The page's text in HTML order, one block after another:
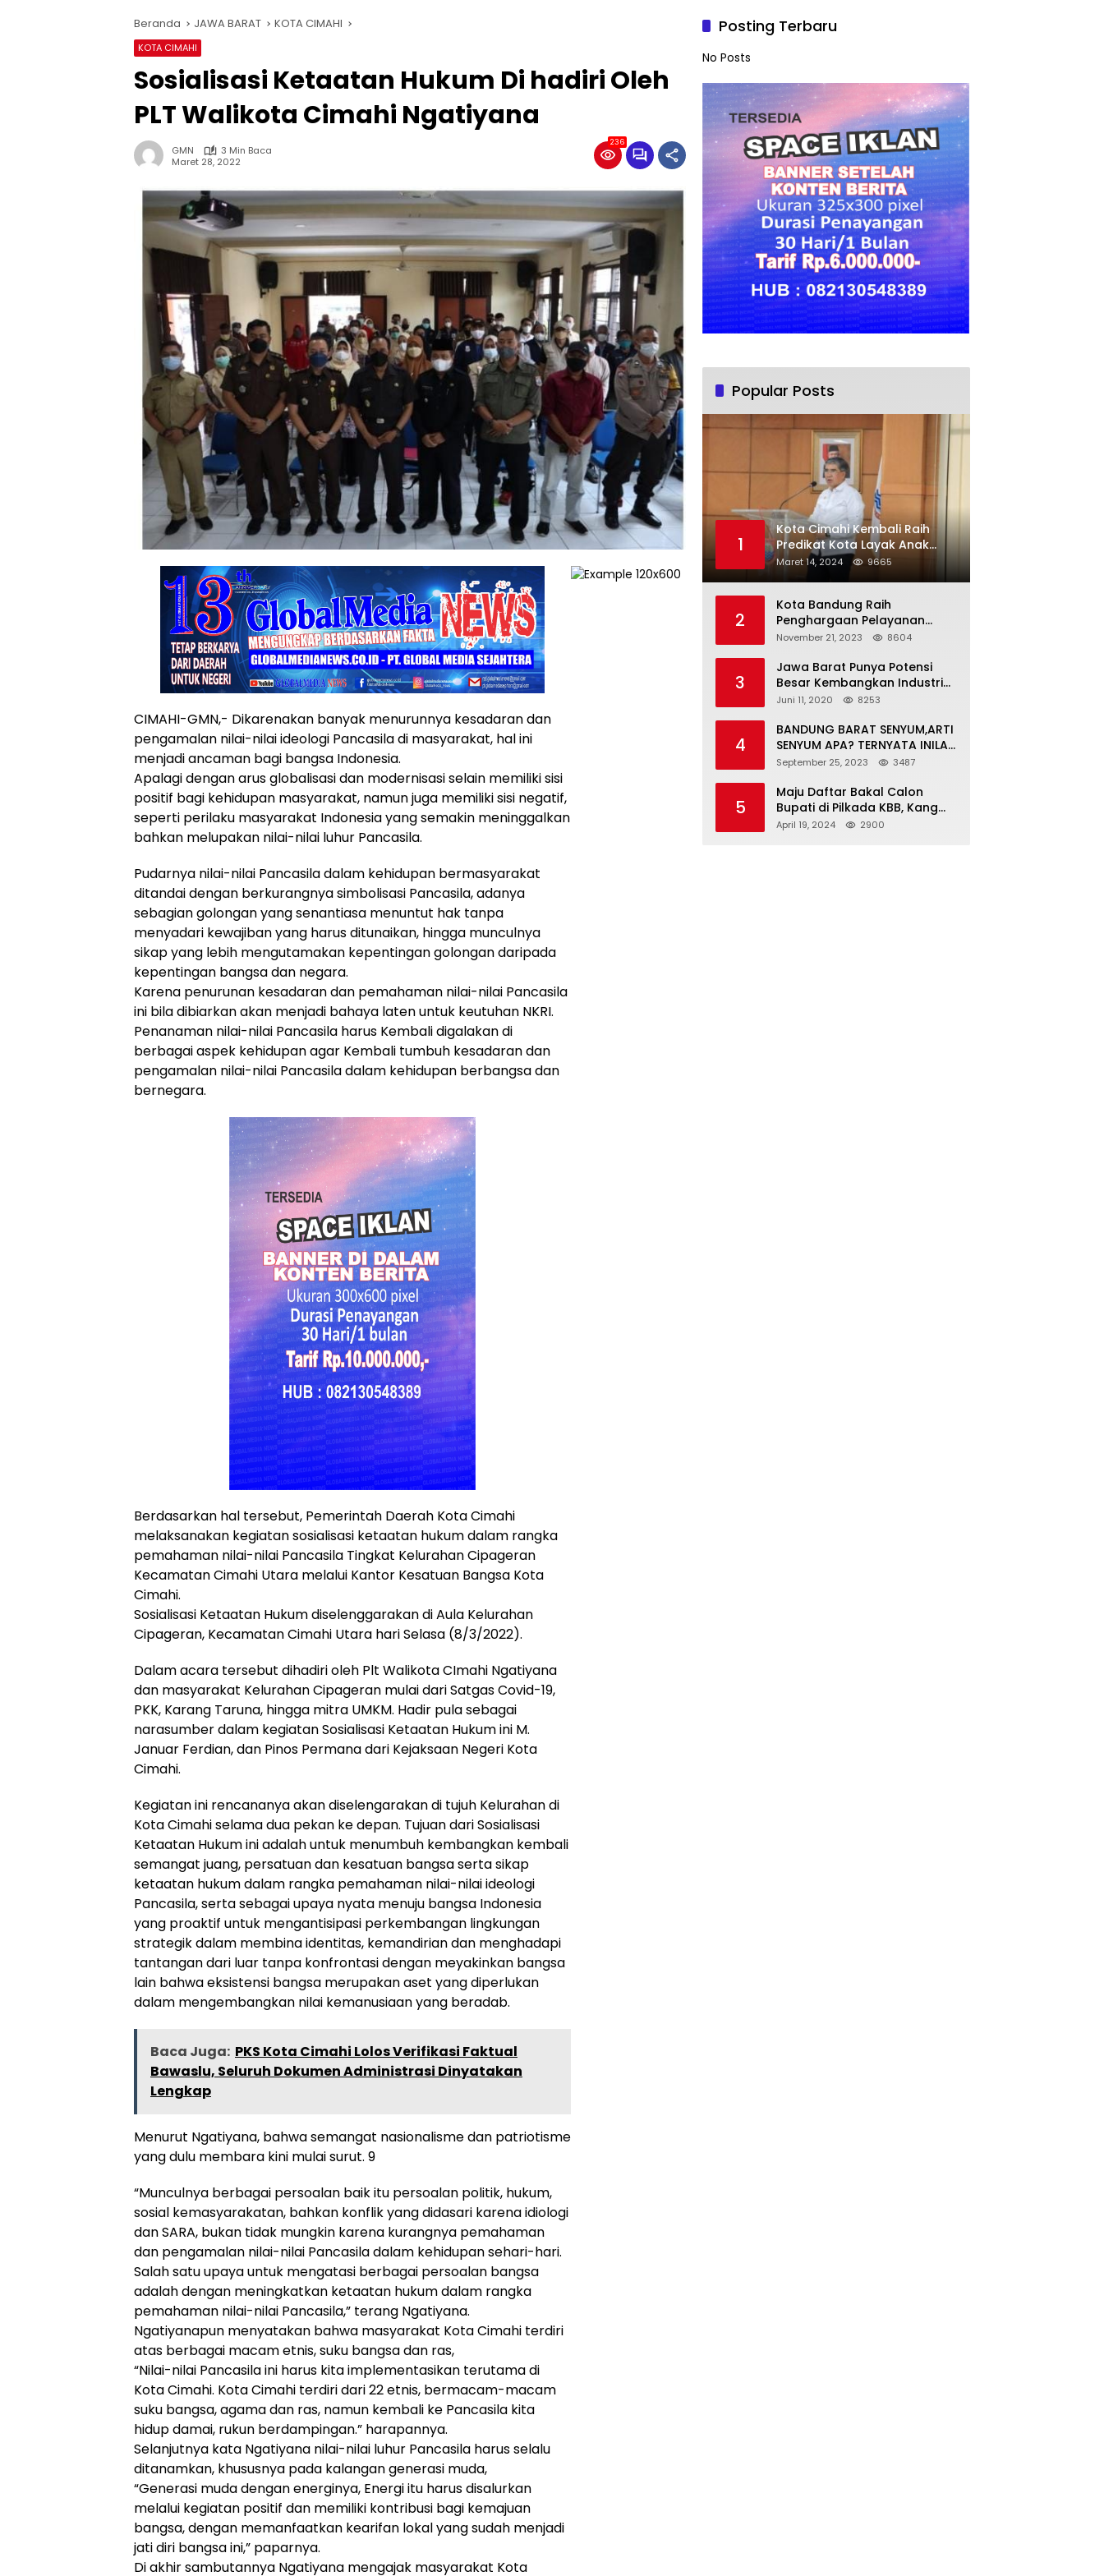
Beranda JAWA BARAT KOTA CIMAHI
KOTA CIMAHI
Sosialisasi Ketaatan Hukum Di hadiri Oleh
PLT Walikota Cimahi Ngatiyana
GMN
3 Min Baca
Maret 28, 2022
236
CIMAHI-GMN,- Dikarenakan banyak menurunnya kesadaran dan
pengamalan nilai-nilai ideologi Pancasila di masyarakat, hal ini
menjadi ancaman bagi bangsa Indonesia.
Apalagi dengan arus globalisasi dan modernisasi selain memiliki sisi
positif bagi kehidupan masyarakat, namun juga memiliki sisi negatif,
seperti perilaku masyarakat Indonesia yang semakin meninggalkan
bahkan melupakan nilai-nilai luhur Pancasila.
Pudarnya nilai-nilai Pancasila dalam kehidupan bermasyarakat
ditandai dengan berkurangnya simbolisasi Pancasila, adanya
sebagian golongan yang senantiasa menuntut hak tanpa
menyadari kewajiban yang harus ditunaikan, hingga munculnya
sikap yang lebih mengutamakan kepentingan golongan daripada
kepentingan bangsa dan negara.
Karena penurunan kesadaran dan pemahaman nilai-nilai Pancasila
ini bila dibiarkan akan menjadi bahaya laten untuk keutuhan NKRI.
Penanaman nilai-nilai Pancasila harus Kembali digalakan di
berbagai aspek kehidupan agar Kembali tumbuh kesadaran dan
pengamalan nilai-nilai Pancasila dalam kehidupan berbangsa dan
bernegara.
Berdasarkan hal tersebut, Pemerintah Daerah Kota Cimahi
melaksanakan kegiatan sosialisasi ketaatan hukum dalam rangka
pemahaman nilai-nilai Pancasila Tingkat Kelurahan Cipageran
Kecamatan Cimahi Utara melalui Kantor Kesatuan Bangsa Kota
Cimahi.
Sosialisasi Ketaatan Hukum diselenggarakan di Aula Kelurahan
Cipageran, Kecamatan Cimahi Utara hari Selasa (8/3/2022).
Dalam acara tersebut dihadiri oleh Plt Walikota CImahi Ngatiyana
dan masyarakat Kelurahan Cipageran mulai dari Satgas Covid-19,
PKK, Karang Taruna, hingga mitra UMKM. Hadir pula sebagai
narasumber dalam kegiatan Sosialisasi Ketaatan Hukum ini M.
Januar Ferdian, dan Pinos Permana dari Kejaksaan Negeri Kota
Cimahi.
Kegiatan ini rencananya akan diselengarakan di tujuh Kelurahan di
Kota Cimahi selama dua pekan ke depan. Tujuan dari Sosialisasi
Ketaatan Hukum ini adalah untuk menumbuh kembangkan kembali
semangat juang, persatuan dan kesatuan bangsa serta sikap
ketaatan hukum dalam rangka pemahaman nilai-nilai ideologi
Pancasila, serta sebagai upaya nyata menuju bangsa Indonesia
yang proaktif untuk mengantisipasi perkembangan lingkungan
strategik dalam membina identitas, kemandirian dan menghadapi
tantangan dari luar tanpa konfrontasi dengan meyakinkan bangsa
lain bahwa eksistensi bangsa merupakan aset yang diperlukan
dalam mengembangkan nilai kemanusiaan yang beradab.
Baca Juga: PKS Kota Cimahi Lolos Verifikasi Faktual
Bawaslu, Seluruh Dokumen Administrasi Dinyatakan
Lengkap
Menurut Ngatiyana, bahwa semangat nasionalisme dan patriotisme
yang dulu membara kini mulai surut. 9
“Munculnya berbagai persoalan baik itu persoalan politik, hukum,
sosial kemasyarakatan, bahkan konflik yang didasari karena idiologi
dan SARA, bukan tidak mungkin karena kurangnya pemahaman
dan pengamalan nilai-nilai Pancasila dalam kehidupan sehari-hari.
Salah satu upaya untuk mengatasi berbagai persoalan bangsa
adalah dengan meningkatkan ketaatan hukum dalam rangka
pemahaman nilai-nilai Pancasila,” terang Ngatiyana.
Ngatiyanapun menyatakan bahwa masyarakat Kota Cimahi terdiri
atas berbagai macam etnis, suku bangsa dan ras,
“Nilai-nilai Pancasila ini harus kita implementasikan terutama di
Kota Cimahi. Kota Cimahi terdiri dari 22 etnis, bermacam-macam
suku bangsa, agama dan ras, namun kembali ke Pancasila kita
hidup damai, rukun berdampingan.” harapannya.
Selanjutnya kata Ngatiyana nilai-nilai luhur Pancasila harus selalu
ditanamkan, khususnya pada kalangan generasi muda,
“Generasi muda dengan energinya, Energi itu harus disalurkan
melalui kegiatan positif dan memiliki kontribusi bagi kemajuan
bangsa, dengan memanfaatkan kearifan lokal yang sudah menjadi
jati diri bangsa ini,” paparnya.
Di akhir sambutannya Ngatiyana mengajak masyarakat Kota
Posting Terbaru
No Posts
Popular Posts
1
Kota Cimahi Kembali Raih
Predikat Kota Layak Anak
2024
Maret 14, 2024 9665
2
Kota Bandung Raih
Penghargaan Pelayanan
Publik Terbaik Tahun 2023
November 21, 2023 8604
3
Jawa Barat Punya Potensi
Besar Kembangkan Industri
Kreatif di Era Normal Baru
Juni 11, 2020 8253
4
BANDUNG BARAT SENYUM,ARTI
SENYUM APA? TERNYATA INILAH
SINGKATAN DAN MAKNANYA
September 25, 2023 3487
5
Maju Daftar Bakal Calon
Bupati di Pilkada KBB, Kang
ABR Terdepan Siap Bersaing
April 19, 2024 2900